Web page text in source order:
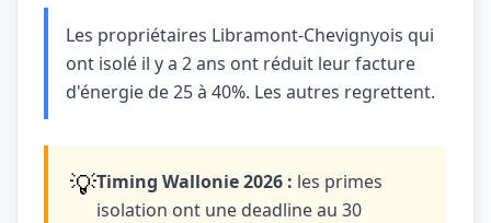
Les propriétaires Libramont-Chevignyois qui
ont isolé il y a 2 ans ont réduit leur facture
d'énergie de 25 à 40%. Les autres regrettent.
💡Timing Wallonie 2026 : les primes
isolation ont une deadline au 30